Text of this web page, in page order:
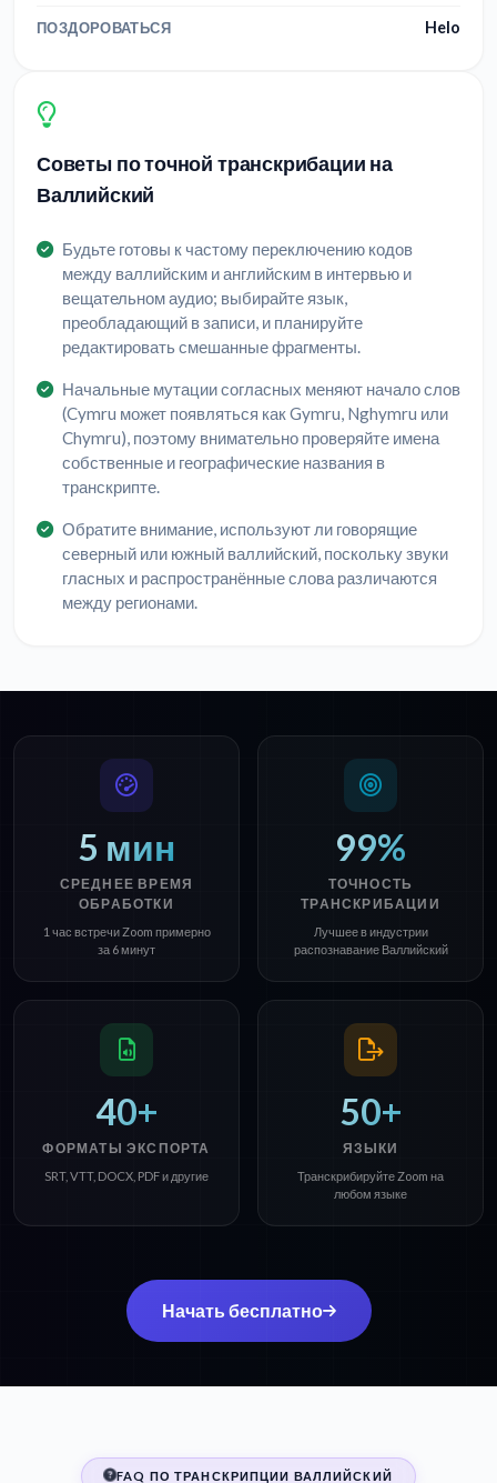
ПОЗДОРОВАТЬСЯ Helo
Советы по точной транскрибации на
Валлийский
Будьте готовы к частому переключению кодов
между валлийским и английским в интервью и
вещательном аудио; выбирайте язык,
преобладающий в записи, и планируйте
редактировать смешанные фрагменты.
Начальные мутации согласных меняют начало слов
(Cymru может появляться как Gymru, Nghymru или
Chymru), поэтому внимательно проверяйте имена
собственные и географические названия в
транскрипте.
Обратите внимание, используют ли говорящие
северный или южный валлийский, поскольку звуки
гласных и распространённые слова различаются
между регионами.
5 мин
СРЕДНЕЕ ВРЕМЯ
ОБРАБОТКИ
1 час встречи Zoom примерно
за 6 минут
99%
ТОЧНОСТЬ
ТРАНСКРИБАЦИИ
Лучшее в индустрии
распознавание Валлийский
40+
ФОРМАТЫ ЭКСПОРТА
SRT, VTT, DOCX, PDF и другие
50+
ЯЗЫКИ
Транскрибируйте Zoom на
любом языке
Начать бесплатно
FAQ ПО ТРАНСКРИПЦИИ ВАЛЛИЙСКИЙ